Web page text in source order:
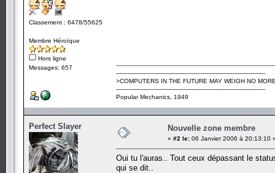
Classement : 6478/55625
Membre Héroïque
Hors ligne
Messages: 657
---------------------------------------------------------------------------------
>COMPUTERS IN THE FUTURE MAY WEIGH NO
---------------------------------------------------------------------------------
Popular Mechanics, 1949
Perfect Slayer Nouvelle zone membre
« #2 le: 06 Janvier 2006 à 20:13:10
Oui tu l'auras.. Tout ceux dépassant le
qui se dit..